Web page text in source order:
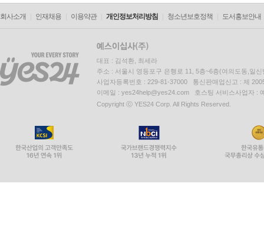
회사소개 인재채용 이용약관 개인정보처리방침 청소년보호정책 도서홍보안내
대표 : 김석환, 최세라
주소 : 서울시 영등포구 은행로 11, 5층~6층(여의도동,일신
사업자등록번호 : 229-81-37000 통신판매업신고 : 제
이메일 : yes24help@yes24.com 호스팅 서비스사업자 :
Copyright ⓒ YES24 Corp. All Rights Reserved.